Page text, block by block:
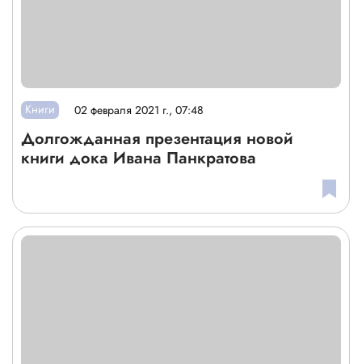
Книги 02 февраля 2021 г., 07:48
Долгожданная презентация новой
книги дока Ивана Панкратова